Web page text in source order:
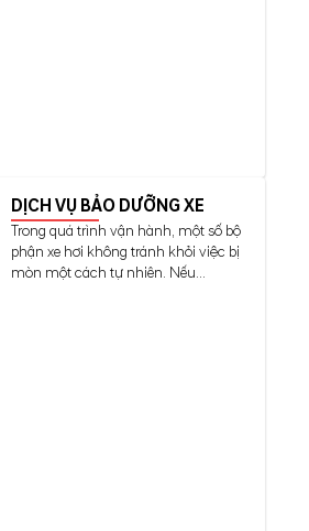
DỊCH VỤ BẢO DƯỠNG XE
Trong quá trình vận hành, một số bộ
phận xe hơi không tránh khỏi việc bị
mòn một cách tự nhiên. Nếu...